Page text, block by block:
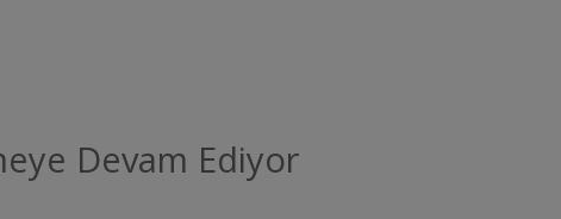
Devam Ediyor